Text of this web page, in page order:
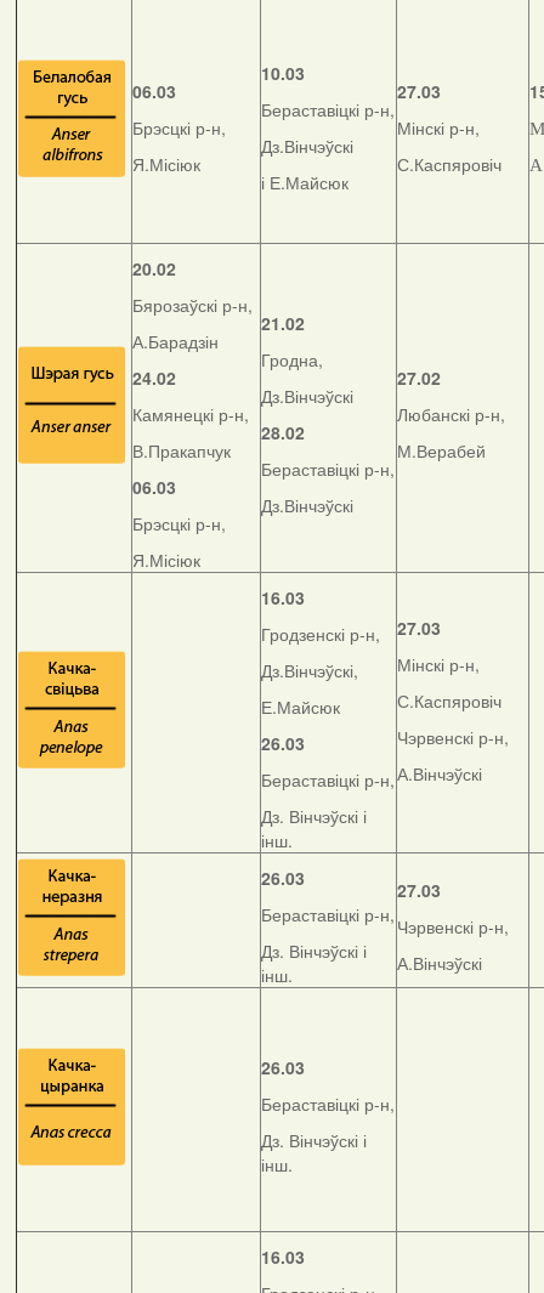
06.03
Брэсцкі р-н,
Я.Місіюк
10.03
Бераставіцкі р-н,
Дз.Вінчэўскі
і Е.Майсюк
27.03
Мінскі р-н,
С.Каспяровіч
20.02
Бярозаўскі р-н,
А.Барадзін
24.02
Камянецкі р-н,
В.Пракапчук
06.03
Брэсцкі р-н,
Я.Місіюк
21.02
Гродна,
Дз.Вінчэўскі
28.02
Бераставіцкі р-н,
Дз.Вінчэўскі
27.02
Любанскі р-н,
М.Верабей
16.03
Гродзенскі р-н,
Дз.Вінчэўскі,
Е.Майсюк
26.03
Бераставіцкі р-н,
Дз. Вінчэўскі і
інш.
27.03
Мінскі р-н,
С.Каспяровіч
Чэрвенскі р-н,
А.Вінчэўскі
26.03
Бераставіцкі р-н,
Дз. Вінчэўскі і
інш.
27.03
Чэрвенскі р-н,
А.Вінчэўскі
26.03
Бераставіцкі р-н,
Дз. Вінчэўскі і
інш.
16.03